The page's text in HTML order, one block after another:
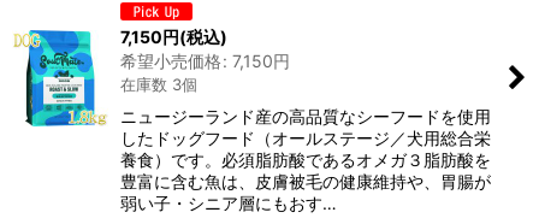
7,150円(税込)
希望小売価格: 7,150円
在庫数 3個
ニュージーランド産の高品質なシーフードを使用
したドッグフード（オールステージ／犬用総合栄
養食）です。必須脂肪酸であるオメガ３脂肪酸を
豊富に含む魚は、皮膚被毛の健康維持や、胃腸が
弱い子・シニア層にもおす…